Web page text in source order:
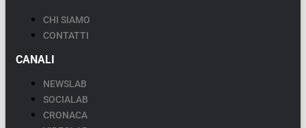
CHI SIAMO
CONTATTI
CANALI
NEWSLAB
SOCIALAB
CRONACA